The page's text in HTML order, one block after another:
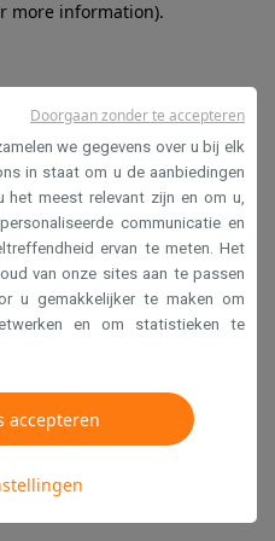
more information).
we gegevens over u bij elk
in staat om u de aanbiedingen
het meest relevant zijn en om u,
communicatie en
ervan te meten. Het
van onze sites aan te passen
u gemakkelijker te maken om
en om statistieken te
accepteren
Doorgaan zonder te accepteren